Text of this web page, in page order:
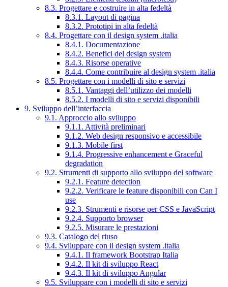
8.3. Progettare e costruire in alta fedeltà
8.3.1. Layout di pagina
8.3.2. Prototipi in alta fedeltà
8.4. Progettare con il design system .italia
8.4.1. Documentazione
8.4.2. Benefici del design system
8.4.3. Risorse operative
8.4.4. Come contribuire al design system .italia
8.5. Progettare con i modelli di sito e servizi
8.5.1. Vantaggi dell’utilizzo dei modelli
8.5.2. I modelli di sito e servizi disponibili
9. Sviluppo dell’interfaccia
9.1. Approccio allo sviluppo
9.1.1. Attività preliminari
9.1.2. Web design responsivo e accessibile
9.1.3. Mobile first
9.1.4. Progressive enhancement e Graceful
degradation
9.2. Strumenti di supporto allo sviluppo del software
9.2.1. Feature detection
9.2.2. Verificare le feature disponibili con Can I
use
9.2.3. Strumenti e risorse per CSS e JavaScript
9.2.4. Supporto browser
9.2.5. Misurare le prestazioni
9.3. Catalogo del riuso
9.4. Sviluppare con il design system .italia
9.4.1. Il framework Bootstrap Italia
9.4.2. Il kit di sviluppo React
9.4.3. Il kit di sviluppo Angular
9.5. Sviluppare con i modelli di sito e servizi